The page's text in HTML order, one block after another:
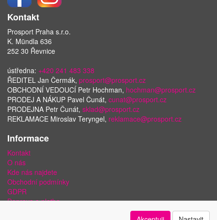
Kontakt
Prosport Praha s.r.o.
K. Mündla 636
252 30 Řevnice
ústředna: +420 241 483 338
ŘEDITEL Jan Čermák, prosport@prosport.cz
OBCHODNÍ VEDOUCÍ Petr Hochman, hochman@prosport.cz
PRODEJ A NÁKUP Pavel Čunát, cunat@prosport.cz
PRODEJNA Petr Čunát, sklad@prosport.cz
REKLAMACE Miroslav Teryngel, reklamace@prosport.cz
Informace
Kontakt
O nás
Kde nás najdete
Obchodní podmínky
GDPR
Doprava a platba